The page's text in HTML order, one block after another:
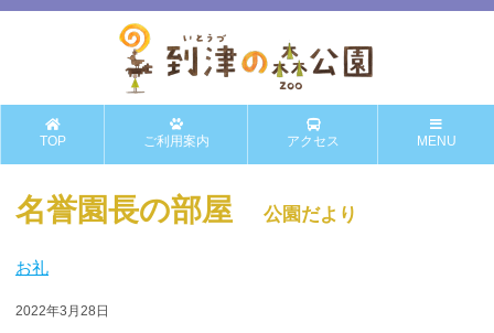
TOP ご利用案内 アクセス MENU
名誉園長の部屋 公園だより
お礼
2022年3月28日